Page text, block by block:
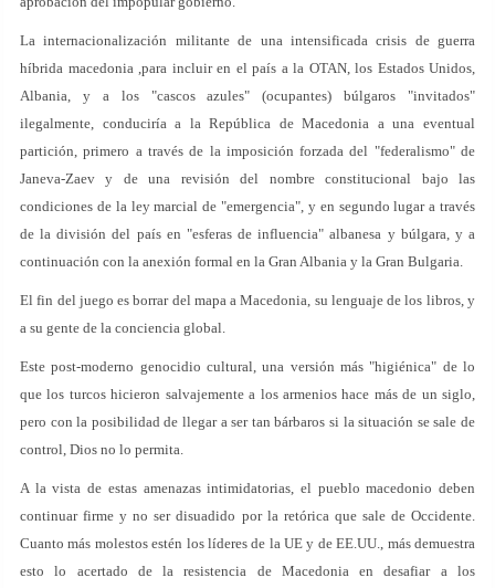
La internacionalización militante de una intensificada crisis de guerra
híbrida macedonia ,para incluir en el país a la OTAN, los Estados Unidos,
Albania, y a los "cascos azules" (ocupantes) búlgaros "invitados"
ilegalmente, conduciría a la República de Macedonia a una eventual
partición, primero a través de la imposición forzada del "federalismo" de
Janeva-Zaev y de una revisión del nombre constitucional bajo las
condiciones de la ley marcial de "emergencia", y en segundo lugar a través
de la división del país en "esferas de influencia" albanesa y búlgara, y a
continuación con la anexión formal en la Gran Albania y la Gran Bulgaria.
El fin del juego es borrar del mapa a Macedonia, su lenguaje de los libros, y
a su gente de la conciencia global.
Este post-moderno genocidio cultural, una versión más "higiénica" de lo
que los turcos hicieron salvajemente a los armenios hace más de un siglo,
pero con la posibilidad de llegar a ser tan bárbaros si la situación se sale de
control, Dios no lo permita.
A la vista de estas amenazas intimidatorias, el pueblo macedonio deben
continuar firme y no ser disuadido por la retórica que sale de Occidente.
Cuanto más molestos estén los líderes de la UE y de EE.UU., más demuestra
esto lo acertado de la resistencia de Macedonia en desafiar a los